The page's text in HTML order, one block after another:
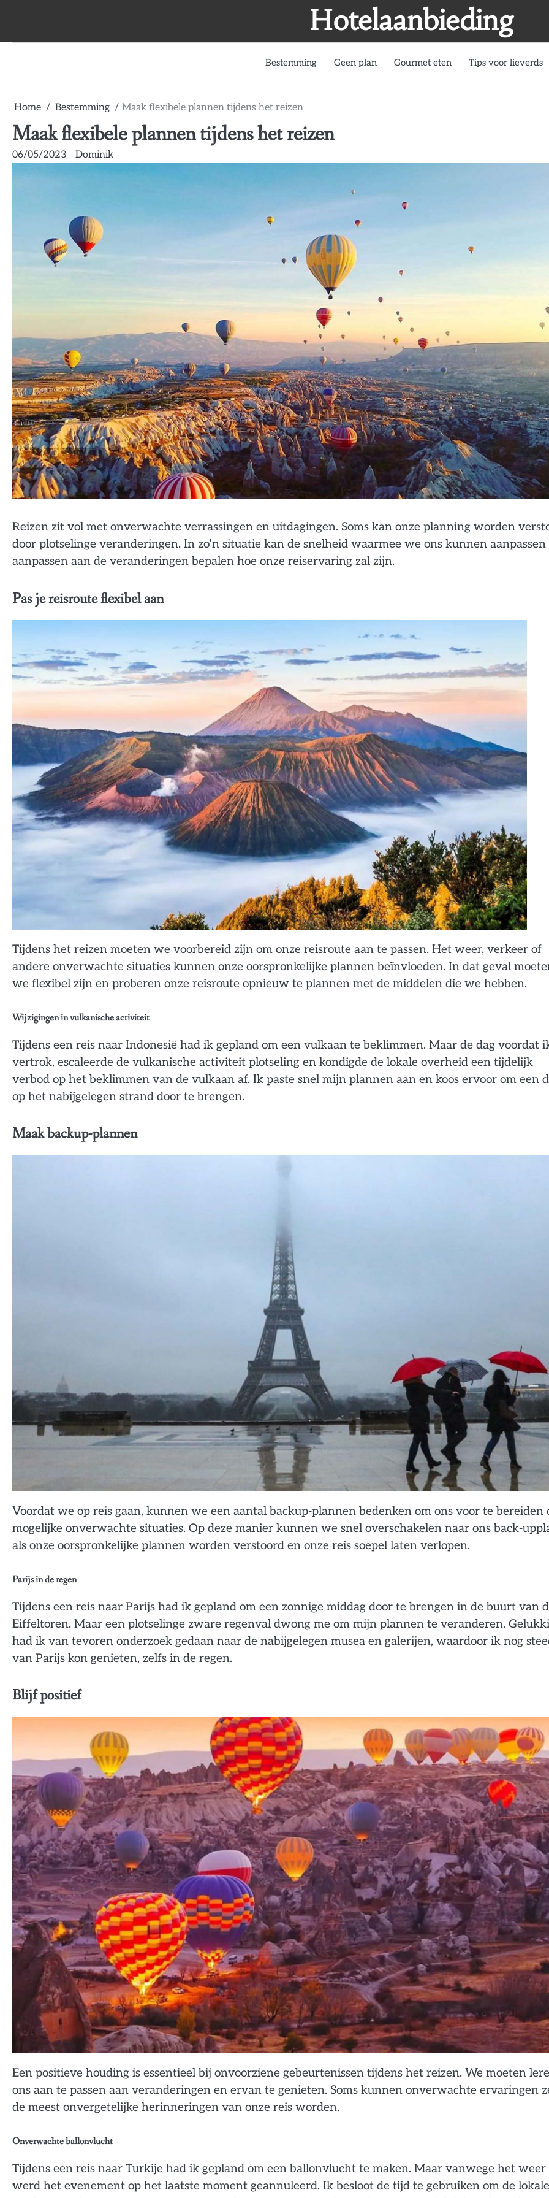
Hotelaanbieding
Bestemming Geen plan Gourmet eten Tips voor lieverds
Home Bestemming Maak flexibele plannen tijdens het reizen
Maak flexibele plannen tijdens het reizen
06/05/2023 Dominik
Reizen zit vol met onverwachte verrassingen en uitdagingen. Soms kan onze planning worden
door plotselinge veranderingen. In zo’n situatie kan de snelheid waarmee we ons kunnen aanpassen
aanpassen aan de veranderingen bepalen hoe onze reiservaring zal zijn.
Pas je reisroute flexibel aan
Tijdens het reizen moeten we voorbereid zijn om onze reisroute aan te passen. Het weer, verkeer of
andere onverwachte situaties kunnen onze oorspronkelijke plannen beïnvloeden. In dat geval
we flexibel zijn en proberen onze reisroute opnieuw te plannen met de middelen die we hebben.
Wijzigingen in vulkanische activiteit
Tijdens een reis naar Indonesië had ik gepland om een vulkaan te beklimmen. Maar de dag voordat
vertrok, escaleerde de vulkanische activiteit plotseling en kondigde de lokale overheid een tijdelijk
verbod op het beklimmen van de vulkaan af. Ik paste snel mijn plannen aan en koos ervoor om een
op het nabijgelegen strand door te brengen.
Maak backup-plannen
Voordat we op reis gaan, kunnen we een aantal backup-plannen bedenken om ons voor te bereiden
mogelijke onverwachte situaties. Op deze manier kunnen we snel overschakelen naar ons back-
als onze oorspronkelijke plannen worden verstoord en onze reis soepel laten verlopen.
Parijs in de regen
Tijdens een reis naar Parijs had ik gepland om een zonnige middag door te brengen in de buurt van
Eiffeltoren. Maar een plotselinge zware regenval dwong me om mijn plannen te veranderen.
had ik van tevoren onderzoek gedaan naar de nabijgelegen musea en galerijen, waardoor ik nog
van Parijs kon genieten, zelfs in de regen.
Blijf positief
Een positieve houding is essentieel bij onvoorziene gebeurtenissen tijdens het reizen. We moeten
ons aan te passen aan veranderingen en ervan te genieten. Soms kunnen onverwachte ervaringen
de meest onvergetelijke herinneringen van onze reis worden.
Onverwachte ballonvlucht
Tijdens een reis naar Turkije had ik gepland om een ballonvlucht te maken. Maar vanwege het weer
werd het evenement op het laatste moment geannuleerd. Ik besloot de tijd te gebruiken om de lokale